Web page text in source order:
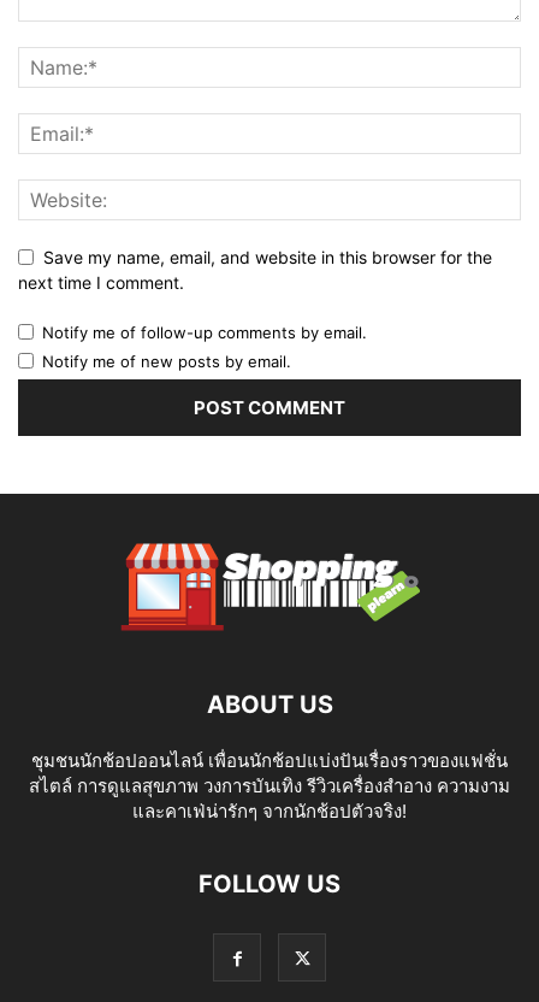
Save my name, email, and website in this browser for the
next time I comment.
Notify me of follow-up comments by email.
Notify me of new posts by email.
ABOUT US
ชุมชนนักช้อปออนไลน์ เพื่อนนักช้อปแบ่งปันเรื่องราวของแฟชั่น
สไตล์ การดูแลสุขภาพ วงการบันเทิง รีวิวเครื่องสำอาง ความงาม
และคาเฟ่น่ารักๆ จากนักช้อปตัวจริง!
FOLLOW US